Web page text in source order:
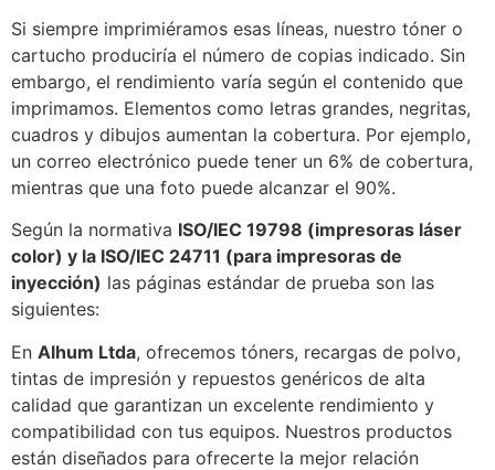
Si siempre imprimiéramos esas líneas, nuestro tóner o
cartucho produciría el número de copias indicado. Sin
embargo, el rendimiento varía según el contenido que
imprimamos. Elementos como letras grandes, negritas,
cuadros y dibujos aumentan la cobertura. Por ejemplo,
un correo electrónico puede tener un 6% de cobertura,
mientras que una foto puede alcanzar el 90%.
Según la normativa ISO/IEC 19798 (impresoras láser
color) y la ISO/IEC 24711 (para impresoras de
inyección) las páginas estándar de prueba son las
siguientes:
En Alhum Ltda, ofrecemos tóners, recargas de polvo,
tintas de impresión y repuestos genéricos de alta
calidad que garantizan un excelente rendimiento y
compatibilidad con tus equipos. Nuestros productos
están diseñados para ofrecerte la mejor relación